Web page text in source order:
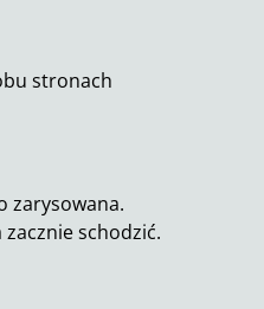
stronach
zarysowana.
schodzić.